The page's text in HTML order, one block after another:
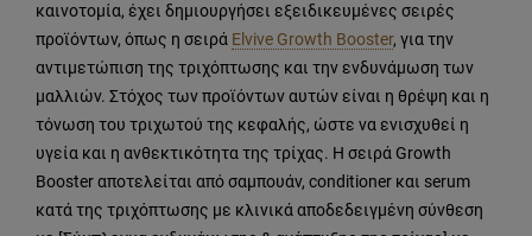
καινοτομία, έχει δημιουργήσει εξειδικευμένες σειρές
προϊόντων, όπως η σειρά Elvive Growth Booster, για την
αντιμετώπιση της τριχόπτωσης και την ενδυνάμωση των
μαλλιών. Στόχος των προϊόντων αυτών είναι η θρέψη και η
τόνωση του τριχωτού της κεφαλής, ώστε να ενισχυθεί η
υγεία και η ανθεκτικότητα της τρίχας. Η σειρά Growth
Booster αποτελείται από σαμπουάν, conditioner και serum
κατά της τριχόπτωσης με κλινικά αποδεδειγμένη σύνθεση